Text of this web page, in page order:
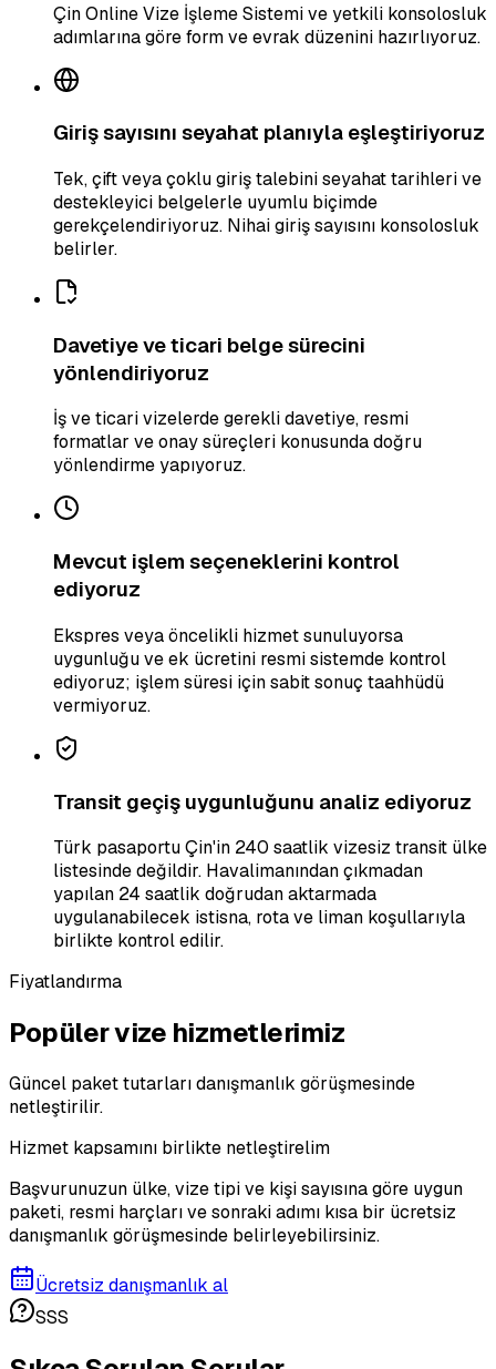
Çin Online Vize İşleme Sistemi ve yetkili konsolosluk
adımlarına göre form ve evrak düzenini hazırlıyoruz.
Giriş sayısını seyahat planıyla eşleştiriyoruz
Tek, çift veya çoklu giriş talebini seyahat tarihleri ve
destekleyici belgelerle uyumlu biçimde
gerekçelendiriyoruz. Nihai giriş sayısını konsolosluk
belirler.
Davetiye ve ticari belge sürecini
yönlendiriyoruz
İş ve ticari vizelerde gerekli davetiye, resmi
formatlar ve onay süreçleri konusunda doğru
yönlendirme yapıyoruz.
Mevcut işlem seçeneklerini kontrol
ediyoruz
Ekspres veya öncelikli hizmet sunuluyorsa
uygunluğu ve ek ücretini resmi sistemde kontrol
ediyoruz; işlem süresi için sabit sonuç taahhüdü
vermiyoruz.
Transit geçiş uygunluğunu analiz ediyoruz
Türk pasaportu Çin'in 240 saatlik vizesiz transit ülke
listesinde değildir. Havalimanından çıkmadan
yapılan 24 saatlik doğrudan aktarmada
uygulanabilecek istisna, rota ve liman koşullarıyla
birlikte kontrol edilir.
Fiyatlandırma
Popüler vize hizmetlerimiz
Güncel paket tutarları danışmanlık görüşmesinde
netleştirilir.
Hizmet kapsamını birlikte netleştirelim
Başvurunuzun ülke, vize tipi ve kişi sayısına göre uygun
paketi, resmi harçları ve sonraki adımı kısa bir ücretsiz
danışmanlık görüşmesinde belirleyebilirsiniz.
Ücretsiz danışmanlık al
SSS